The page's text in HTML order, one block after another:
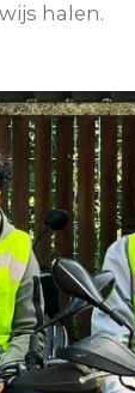
halen.